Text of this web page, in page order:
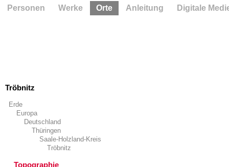
Tröbnitz
Erde
Europa
Deutschland
Thüringen
Saale-Holzland-Kreis
Tröbnitz
Topographie
Personen Werke Orte Anleitung Digitale